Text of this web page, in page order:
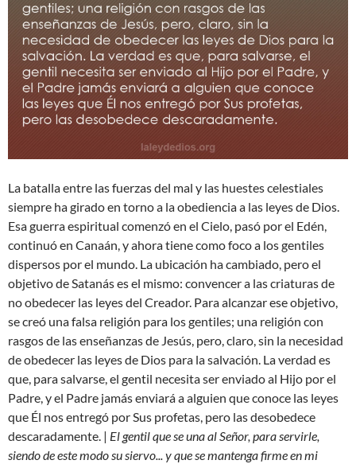
La batalla entre las fuerzas del mal y las huestes celestiales
siempre ha girado en torno a la obediencia a las leyes de Dios.
Esa guerra espiritual comenzó en el Cielo, pasó por el Edén,
continuó en Canaán, y ahora tiene como foco a los gentiles
dispersos por el mundo. La ubicación ha cambiado, pero el
objetivo de Satanás es el mismo: convencer a las criaturas de
no obedecer las leyes del Creador. Para alcanzar ese objetivo,
se creó una falsa religión para los gentiles; una religión con
rasgos de las enseñanzas de Jesús, pero, claro, sin la necesidad
de obedecer las leyes de Dios para la salvación. La verdad es
que, para salvarse, el gentil necesita ser enviado al Hijo por el
Padre, y el Padre jamás enviará a alguien que conoce las leyes
que Él nos entregó por Sus profetas, pero las desobedece
descaradamente. | El gentil que se una al Señor, para servirle,
siendo de este modo su siervo... y que se mantenga firme en mi